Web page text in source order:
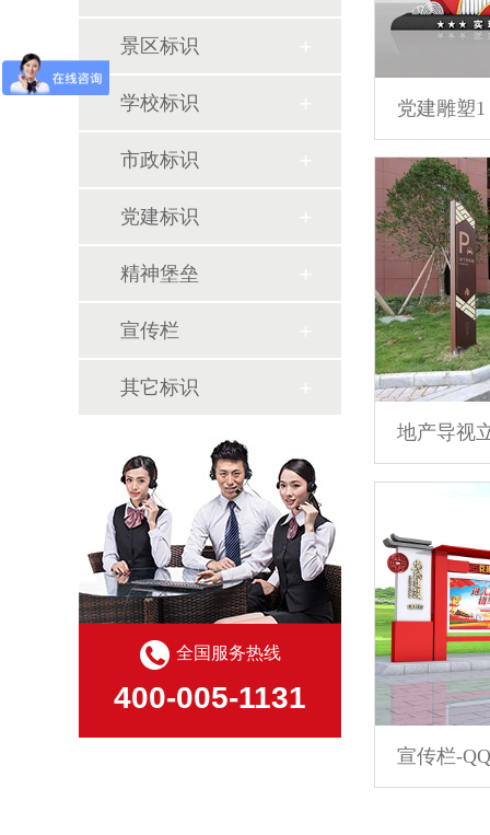
党建雕塑1
地产导视
宣传栏-
景区标识
学校标识
市政标识
党建标识
精神堡垒
宣传栏
其它标识
全国服务热线
400-005-1131